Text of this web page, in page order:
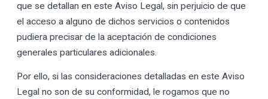
que se detallan en este Aviso Legal, sin perjuicio de que
el acceso a alguno de dichos servicios o contenidos
pudiera precisar de la aceptación de condiciones
generales particulares adicionales.
Por ello, si las consideraciones detalladas en este Aviso
Legal no son de su conformidad, le rogamos que no